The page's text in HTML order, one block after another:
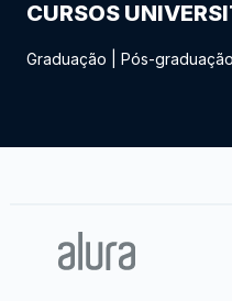
CURSOS
Graduação Pós-graduação